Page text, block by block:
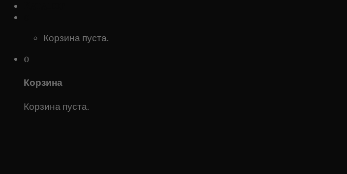
Корзина пуста.
0
Корзина
Корзина пуста.